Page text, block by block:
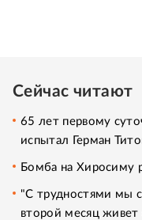
Сейчас читают
65 лет первому
испытал Герман
Бомба на Хиросиму
"С трудностями мы
второй месяц живет